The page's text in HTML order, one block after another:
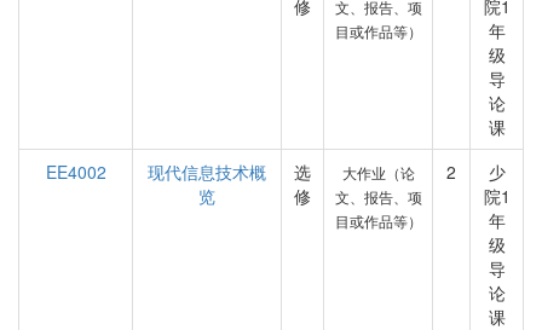
修
文、报告、项
目或作品等）
院1
年
级
导
论
课
EE4002
现代信息技术概
览
选
修
大作业（论
文、报告、项
目或作品等）
2
少
院1
年
级
导
论
课